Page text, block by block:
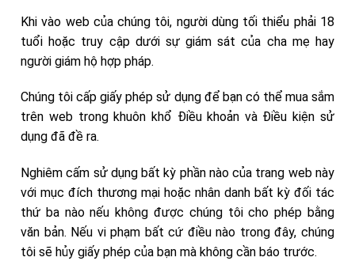
Khi vào web của chúng tôi, người dùng tối thiểu phải 18
tuổi hoặc truy cập dưới sự giám sát của cha mẹ hay
người giám hộ hợp pháp.
Chúng tôi cấp giấy phép sử dụng để bạn có thể mua sắm
trên web trong khuôn khổ Điều khoản và Điều kiện sử
dụng đã đề ra.
Nghiêm cấm sử dụng bất kỳ phần nào của trang web này
với mục đích thương mại hoặc nhân danh bất kỳ đối tác
thứ ba nào nếu không được chúng tôi cho phép bằng
văn bản. Nếu vi phạm bất cứ điều nào trong đây, chúng
tôi sẽ hủy giấy phép của bạn mà không cần báo trước.